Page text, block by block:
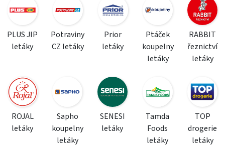
PLUS JIP
letáky
Potraviny
CZ letáky
Prior
letáky
Ptáček
koupelny
letáky
RABBIT
řeznictví
letáky
ROJAL
letáky
Sapho
koupelny
letáky
SENESI
letáky
Tamda
Foods
letáky
TOP
drogerie
letáky